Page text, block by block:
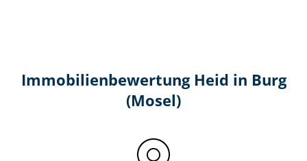
Immobilien­bewertung Heid in Burg
(Mosel)